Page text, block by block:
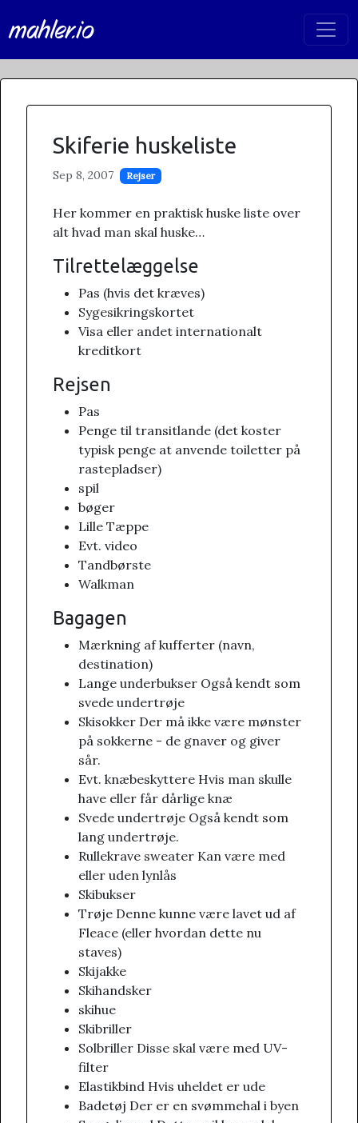
mahler.io
Skiferie huskeliste
Sep 8, 2007 Rejser
Her kommer en praktisk huske liste over
alt hvad man skal huske…
Tilrettelæggelse
Pas (hvis det kræves)
Sygesikringskortet
Visa eller andet internationalt
kreditkort
Rejsen
Pas
Penge til transitlande (det koster
typisk penge at anvende toiletter på
rastepladser)
spil
bøger
Lille Tæppe
Evt. video
Tandbørste
Walkman
Bagagen
Mærkning af kufferter (navn,
destination)
Lange underbukser Også kendt som
svede undertrøje
Skisokker Der må ikke være mønster
på sokkerne - de gnaver og giver
sår.
Evt. knæbeskyttere Hvis man skulle
have eller får dårlige knæ
Svede undertrøje Også kendt som
lang undertrøje.
Rullekrave sweater Kan være med
eller uden lynlås
Skibukser
Trøje Denne kunne være lavet ud af
Fleace (eller hvordan dette nu
staves)
Skijakke
Skihandsker
skihue
Skibriller
Solbriller Disse skal være med UV-
filter
Elastikbind Hvis uheldet er ude
Badetøj Der er en svømmehal i byen